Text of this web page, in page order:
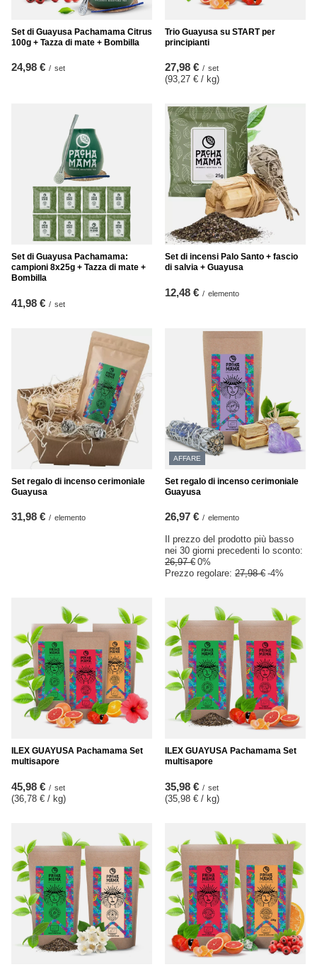
Set di Guayusa Pachamama Citrus
100g + Tazza di mate + Bombilla
24,98 € / set
Trio Guayusa su START per
principianti
27,98 € / set
(93,27 € / kg)
Set di Guayusa Pachamama:
campioni 8x25g + Tazza di mate +
Bombilla
41,98 € / set
Set di incensi Palo Santo + fascio
di salvia + Guayusa
12,48 € / elemento
Set regalo di incenso cerimoniale
Guayusa
31,98 € / elemento
AFFARE
Set regalo di incenso cerimoniale
Guayusa
26,97 € / elemento
Il prezzo del prodotto più basso
nei 30 giorni precedenti lo sconto:
26,97 € 0%
Prezzo regolare: 27,98 € -4%
ILEX GUAYUSA Pachamama Set
multisapore
45,98 € / set
(36,78 € / kg)
ILEX GUAYUSA Pachamama Set
multisapore
35,98 € / set
(35,98 € / kg)